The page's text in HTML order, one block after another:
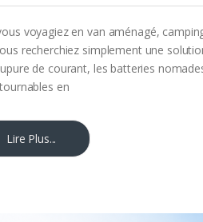
voyagiez en van aménagé,
recherchiez simplement une
de courant, les batteries
en
Lire Plus...